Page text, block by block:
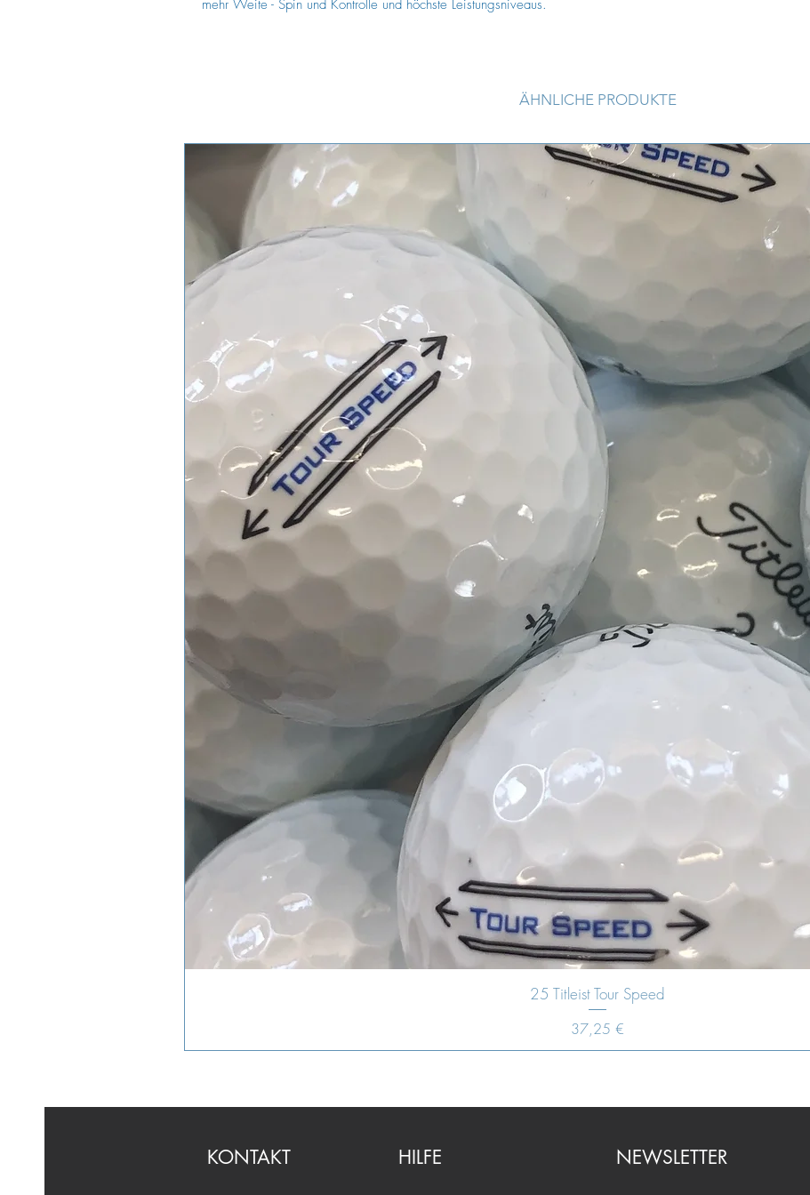
mehr Weite - Spin und Kontrolle und höchste Leistungsniveaus.
Cuts, X-OUT oder
Kategorie AA/A
Die Golfbälle der
Trainingszwecke
Abrieb bzw.
Verfärbungen,
Cuts und X-Out Bälle
ÄHNLICHE PRODUKTE
25 Titleist Tour Speed
Preis
37,25 €
KONTAKT HILFE NEWSLETTER